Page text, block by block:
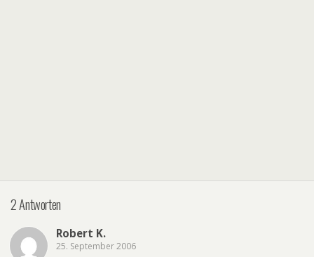
2 Antworten
Robert K.
25. September 2006